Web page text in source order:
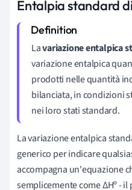
Entalpia standard
Lavariazione entalpica
variazione entalpica
prodotti nelle quantità
bilanciata, in condizioni
nei loro stati standard.
La variazione entalpica
generico per indicare
accompagna un'equazione
semplicemente come ∆Hº - il